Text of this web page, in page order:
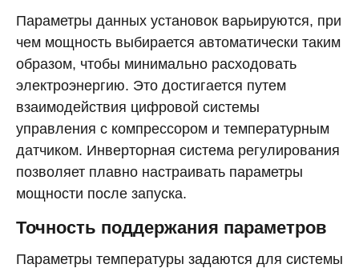
Параметры данных установок варьируются, при
чем мощность выбирается автоматически таким
образом, чтобы минимально расходовать
электроэнергию. Это достигается путем
взаимодействия цифровой системы
управления с компрессором и температурным
датчиком. Инверторная система регулирования
позволяет плавно настраивать параметры
мощности после запуска.
Точность поддержания параметров
Параметры температуры задаются для системы